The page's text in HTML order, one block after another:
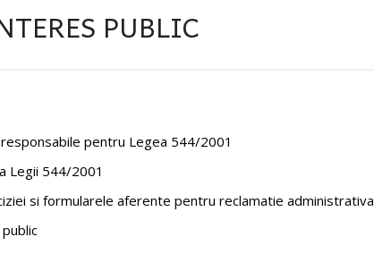
PUBLIC
pentru Legea 544/2001
Legii 544/2001
si formularele aferente pentru reclamatie administrativa